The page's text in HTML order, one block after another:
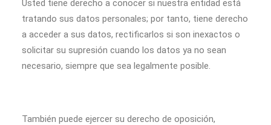
Usted tiene derecho a conocer si nuestra entidad está
tratando sus datos personales; por tanto, tiene derecho
a acceder a sus datos, rectificarlos si son inexactos o
solicitar su supresión cuando los datos ya no sean
necesario, siempre que sea legalmente posible.
También puede ejercer su derecho de oposición,